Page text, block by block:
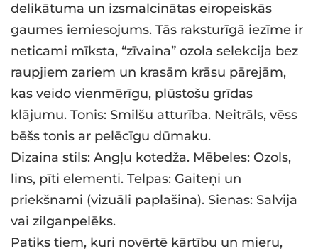
delikātuma un izsmalcinātas eiropeiskās
gaumes iemiesojums. Tās raksturīgā iezīme ir
neticami mīksta, “zīvaina” ozola selekcija bez
raupjiem zariem un krasām krāsu pārejām,
kas veido vienmērīgu, plūstošu grīdas
klājumu. Tonis: Smilšu atturība. Neitrāls, vēss
bēšs tonis ar pelēcīgu dūmaku.
Dizaina stils: Angļu kotedža. Mēbeles: Ozols,
lins, pīti elementi. Telpas: Gaiteņi un
priekšnami (vizuāli paplašina). Sienas: Salvija
vai zilganpelēks.
Patiks tiem, kuri novērtē kārtību un mieru,